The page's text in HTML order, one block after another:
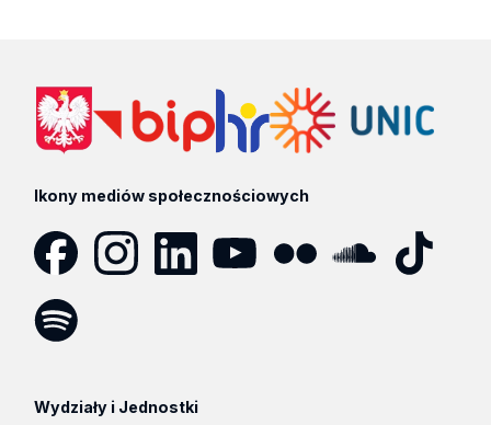
Ikony mediów społecznościowych
Wydziały i Jednostki